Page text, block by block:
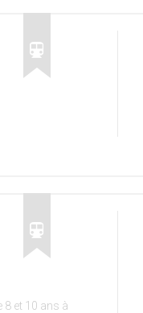
8 et 10 ans à